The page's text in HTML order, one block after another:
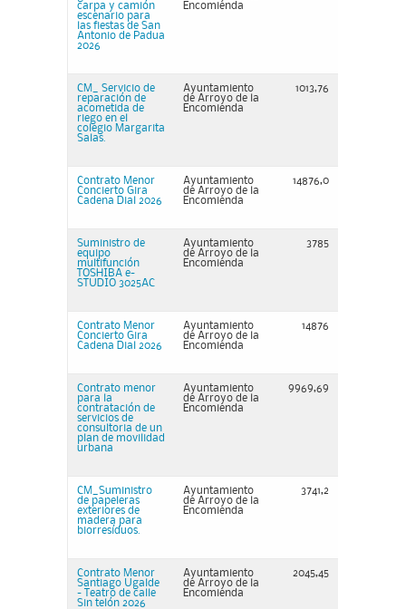
carpa y camión
escenario para
las fiestas de San
Antonio de Padua
2026
Encomienda
CM_ Servicio de
reparación de
acometida de
riego en el
colegio Margarita
Salas.
Ayuntamiento
de Arroyo de la
Encomienda
1013,76
Contrato Menor
Concierto Gira
Cadena Dial 2026
Ayuntamiento
de Arroyo de la
Encomienda
14876,0
Suministro de
equipo
multifunción
TOSHIBA e-
STUDIO 3025AC
Ayuntamiento
de Arroyo de la
Encomienda
3785
Contrato Menor
Concierto Gira
Cadena Dial 2026
Ayuntamiento
de Arroyo de la
Encomienda
14876
Contrato menor
para la
contratación de
servicios de
consultoria de un
plan de movilidad
urbana
Ayuntamiento
de Arroyo de la
Encomienda
9969,69
CM_Suministro
de papeleras
exteriores de
madera para
biorresíduos.
Ayuntamiento
de Arroyo de la
Encomienda
3741,2
Contrato Menor
Santiago Ugalde
- Teatro de calle
Sin telón 2026
Ayuntamiento
de Arroyo de la
Encomienda
2045,45